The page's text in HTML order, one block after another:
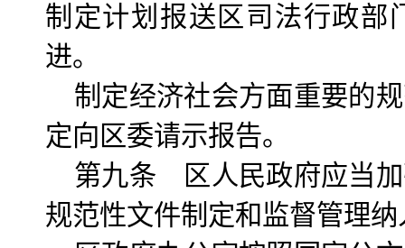
制定计划报送区司法行政部
进。
制定经济社会方面重要的
定向区委请示报告。
第九条 区人民政府应当
规范性文件制定和监督管理